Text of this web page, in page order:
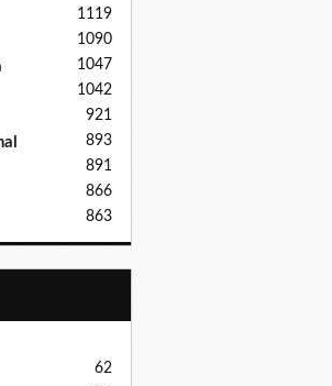
1119
1090
1047
1042
921
893
891
866
863
62